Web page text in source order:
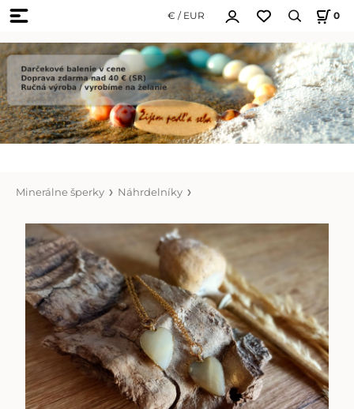
€ / EUR 0
Minerálne šperky Náhrdelníky